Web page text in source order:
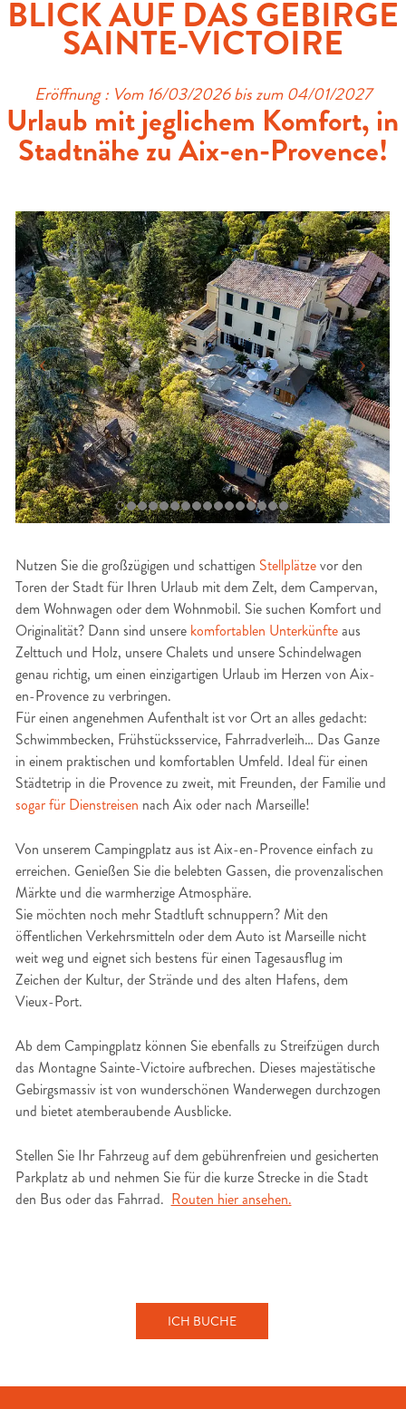
BLICK AUF DAS GEBIRGE
SAINTE-VICTOIRE
Eröffnung : Vom 16/03/2026 bis zum 04/01/2027
Urlaub mit jeglichem Komfort, in
Stadtnähe zu Aix-en-Provence!
Nutzen Sie die großzügigen und schattigen Stellplätzevor den
Toren der Stadt für Ihren Urlaub mit dem Zelt, dem Campervan,
dem Wohnwagen oder dem Wohnmobil. Sie suchen Komfort und
Originalität? Dann sind unsere komfortablen Unterkünfteaus
Zelttuch und Holz, unsere Chalets und unsere Schindelwagen
genau richtig, um einen einzigartigen Urlaub im Herzen von Aix-
en-Provence zu verbringen.
Für einen angenehmen Aufenthalt ist vor Ort an alles gedacht:
Schwimmbecken, Frühstücksservice, Fahrradverleih… Das Ganze
in einem praktischen und komfortablen Umfeld. Ideal für einen
Städtetrip in die Provence zu zweit, mit Freunden, der Familie und
sogar für Dienstreisen nach Aix oder nach Marseille!
Von unserem Campingplatz aus ist Aix-en-Provence einfach zu
erreichen. Genießen Sie die belebten Gassen, die provenzalischen
Märkte und die warmherzige Atmosphäre.
Sie möchten noch mehr Stadtluft schnuppern? Mit den
öffentlichen Verkehrsmitteln oder dem Auto ist Marseille nicht
weit weg und eignet sich bestens für einen Tagesausflug im
Zeichen der Kultur, der Strände und des alten Hafens, dem
Vieux-Port.
Ab dem Campingplatz können Sie ebenfalls zu Streifzügen durch
das Montagne Sainte-Victoire aufbrechen. Dieses majestätische
Gebirgsmassiv ist von wunderschönen Wanderwegen durchzogen
und bietet atemberaubende Ausblicke.
Stellen Sie Ihr Fahrzeug auf dem gebührenfreien und gesicherten
Parkplatz ab und nehmen Sie für die kurze Strecke in die Stadt
den Bus oder das Fahrrad. Routen hier ansehen.
ICH BUCHE